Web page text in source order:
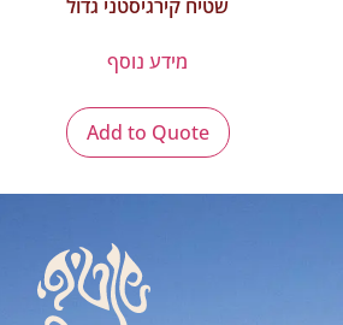
שטיח קירגיסטני גדול
מידע נוסף
Add to Quote